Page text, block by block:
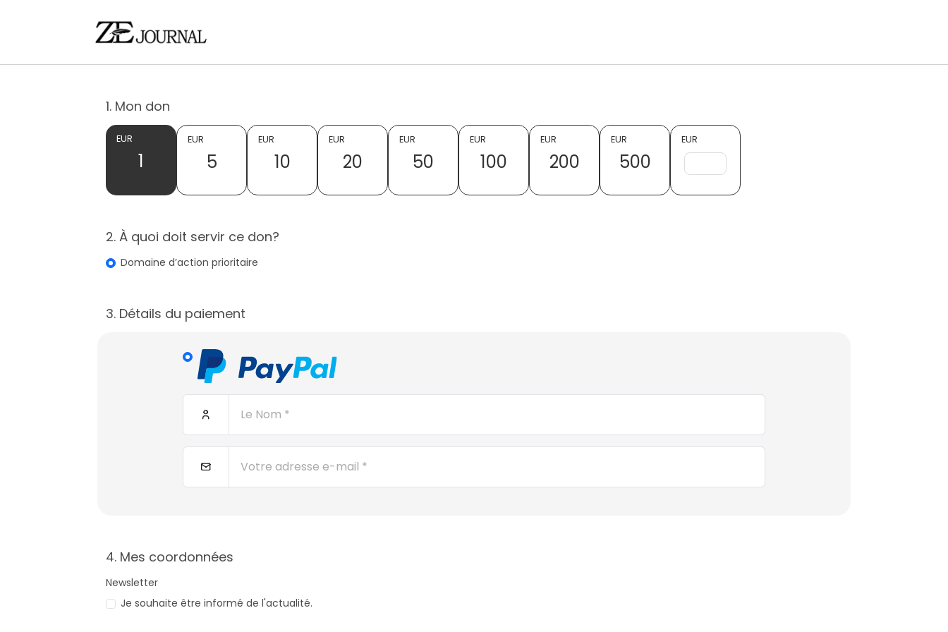
1. Mon don
EUR
1
EUR
5
EUR
10
EUR
20
EUR
50
EUR
100
EUR
200
EUR
500
EUR
2. À quoi doit servir ce don?
Domaine d’action prioritaire
3. Détails du paiement
4. Mes coordonnées
Newsletter
Je souhaite être informé de l'actualité.